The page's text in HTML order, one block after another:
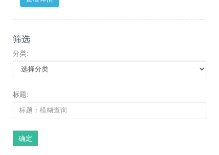
筛选
分类:
标题:
确定